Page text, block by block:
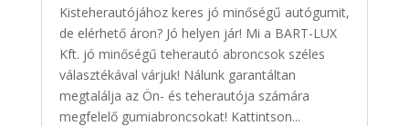
Kisteherautójához keres jó minőségű autógumit,
de elérhető áron? Jó helyen jár! Mi a BART-LUX
Kft. jó minőségű teherautó abroncsok széles
választékával várjuk! Nálunk garantáltan
megtalálja az Ön- és teherautója számára
megfelelő gumiabroncsokat! Kattintson...